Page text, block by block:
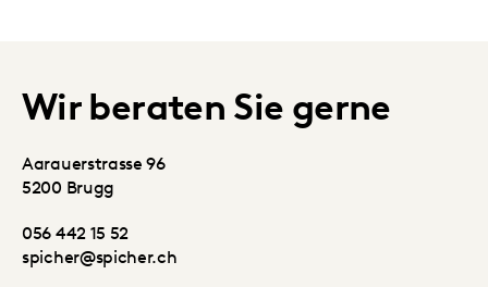
Wir beraten Sie gerne
Aarauerstrasse 96
5200 Brugg
056 442 15 52
spicher@spicher.ch